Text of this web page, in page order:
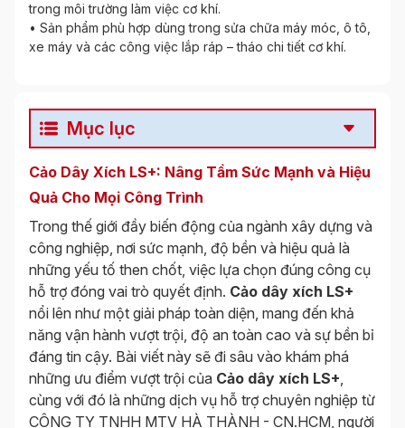
trong môi trường làm việc cơ khí.
• Sản phẩm phù hợp dùng trong sửa chữa máy móc, ô tô,
xe máy và các công việc lắp ráp – tháo chi tiết cơ khí.
Mục lục
Cảo Dây Xích LS+: Nâng Tầm Sức Mạnh và Hiệu
Quả Cho Mọi Công Trình
Trong thế giới đầy biến động của ngành xây dựng và
công nghiệp, nơi sức mạnh, độ bền và hiệu quả là
những yếu tố then chốt, việc lựa chọn đúng công cụ
hỗ trợ đóng vai trò quyết định. Cảo dây xích LS+
nổi lên như một giải pháp toàn diện, mang đến khả
năng vận hành vượt trội, độ an toàn cao và sự bền bỉ
đáng tin cậy. Bài viết này sẽ đi sâu vào khám phá
những ưu điểm vượt trội của Cảo dây xích LS+,
cùng với đó là những dịch vụ hỗ trợ chuyên nghiệp từ
CÔNG TY TNHH MTV HÀ THÀNH - CN.HCM, người